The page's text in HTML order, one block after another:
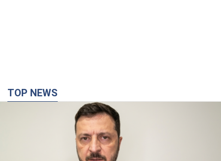
TOP NEWS